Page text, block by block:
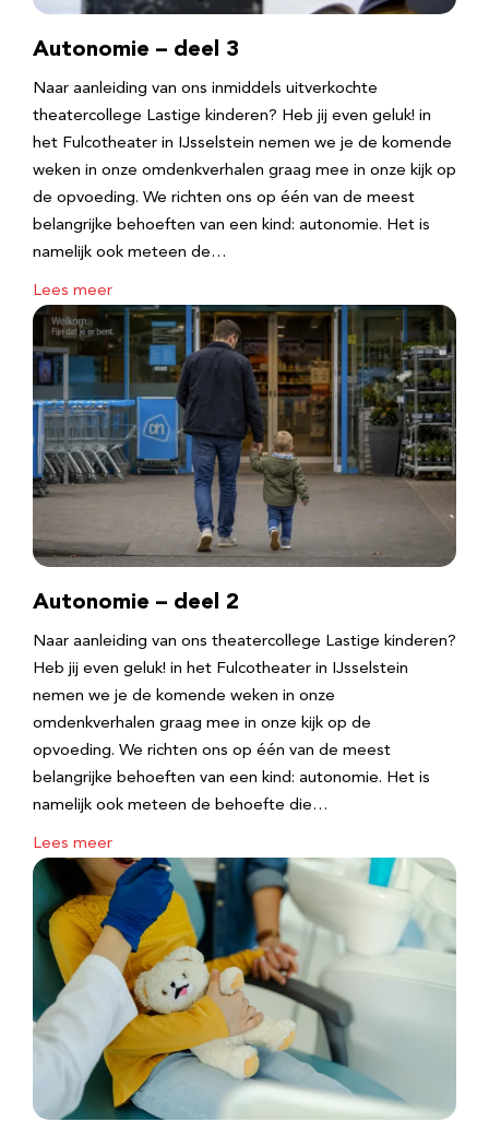
Autonomie – deel 3
Naar aanleiding van ons inmiddels uitverkochte
theatercollege Lastige kinderen? Heb jij even geluk! in
het Fulcotheater in IJsselstein nemen we je de komende
weken in onze omdenkverhalen graag mee in onze kijk op
de opvoeding. We richten ons op één van de meest
belangrijke behoeften van een kind: autonomie. Het is
namelijk ook meteen de…
Lees meer
Autonomie – deel 2
Naar aanleiding van ons theatercollege Lastige kinderen?
Heb jij even geluk! in het Fulcotheater in IJsselstein
nemen we je de komende weken in onze
omdenkverhalen graag mee in onze kijk op de
opvoeding. We richten ons op één van de meest
belangrijke behoeften van een kind: autonomie. Het is
namelijk ook meteen de behoefte die…
Lees meer